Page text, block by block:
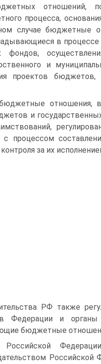
отношений,
процесса,
случае бюджет­ные
в
и
проек­тов
отношения,
и
процессом
за их
РФ также
Федерации и
бюджетные